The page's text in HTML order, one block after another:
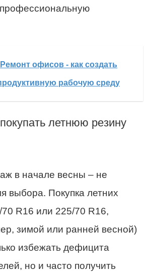
Ремонт офисов - как создать
рабочую среду
летнюю резину
в начале весны – не
выбора. Покупка летних
R16 или 225/70 R16,
зимой или ранней весной)
избежать дефицита
но и часто получить